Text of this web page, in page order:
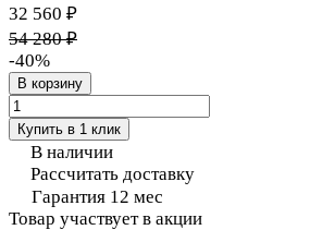
32 560 ₽
54 280 ₽
-40%
В корзину
Купить в 1 клик
В наличии
Рассчитать доставку
Гарантия 12 мес
Товар участвует в акции